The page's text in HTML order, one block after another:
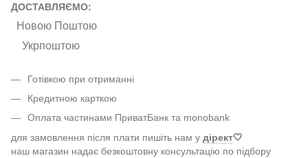
ДОСТАВЛЯЄМО:
Новою Поштою
Укрпоштою
Готівкою при отриманні
Кредитною карткою
Оплата частинами ПриватБанк та monobank
для замовлення після плати пишіть нам у дірект🤍
наш магазин надає безкоштовну консультацію по підбору